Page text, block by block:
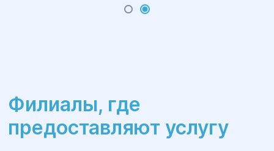
Филиалы, где
предоставляют услугу